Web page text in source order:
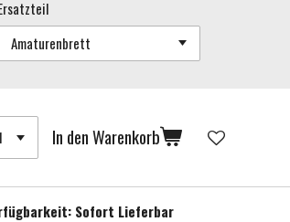
In den Warenkorb
Sofort Lieferbar